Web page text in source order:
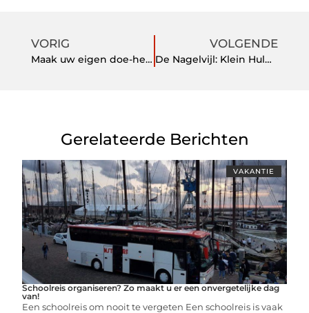
VORIG
Maak uw eigen doe-het-zelf-trap met een handige set
VOLGENDE
De Nagelvijl: Klein Hulpmiddel, Groot Effect
Gerelateerde Berichten
VAKANTIE
Schoolreis organiseren? Zo maakt u er een onvergetelijke dag
van!
Een schoolreis om nooit te vergeten Een schoolreis is vaak